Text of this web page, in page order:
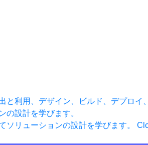
と利用、デザイン、ビルド、デプロイ
の設計を学びます。
リューションの設計を学びます。